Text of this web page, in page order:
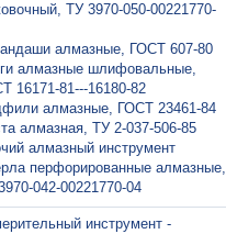
ТУ 3970-050-00221770-
алмазные, ГОСТ 607-80
алмазные шлифовальные,
16171-81---16180-82
алмазные, ГОСТ 23461-84
алмазная, ТУ 2-037-506-85
алмазный инструмент
перфорированные алмазные,
042-00221770-04
инструмент -